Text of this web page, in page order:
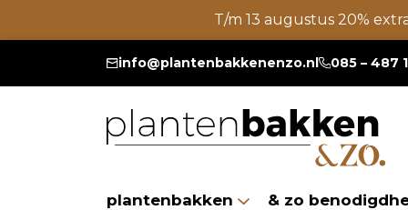
T/m 13 augustus 20%
info@plantenbakkenenzo.nl 085 – 487
plantenbakken & zo